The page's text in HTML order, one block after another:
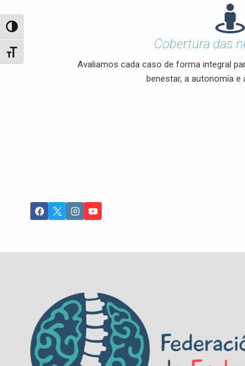
Toggle High Contrast
Toggle Font size
Cobertura das
Avaliamos cada caso de forma integral
benestar, a autonomía e